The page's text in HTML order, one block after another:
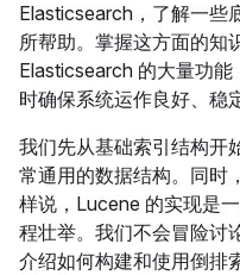
Elasticsearch，了解一些
所帮助。掌握这方面的知
Elasticsearch 的大量功
时确保系统运作良好、稳
我们先从基础索引结构开
常通用的数据结构。同时
样说，Lucene 的实现是
程壮举。我们不会冒险讨
介绍如何构建和使用倒排